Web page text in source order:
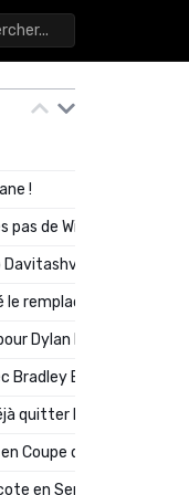
!
de Will Still ?
le remplaçant de Robinio
Dylan Batubinsika
Bradley Barcola ?
quitter Lyon en janvier
Coupe de France
en Serie A